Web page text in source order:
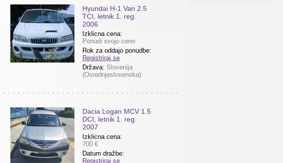
Hyundai H-1 Van 2.5
TCI, letnik 1. reg.
2006
Izklicna cena:
Ponudi svojo ceno
Rok za oddajo ponudbe:
Registriraj se
Država: Slovenija
(Osrednjeslovenska)
Dacia Logan MCV 1.5
DCI, letnik 1. reg.
2007
Izklicna cena:
700 €
Datum dražbe:
Registriraj se